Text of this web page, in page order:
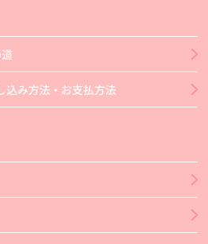
込み方法・お支払方法